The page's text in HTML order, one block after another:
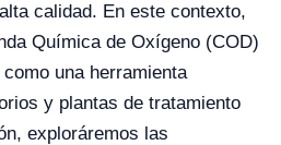
calidad. En este contexto,
Química de Oxígeno (COD)
una herramienta
y plantas de tratamiento
exploráremos las